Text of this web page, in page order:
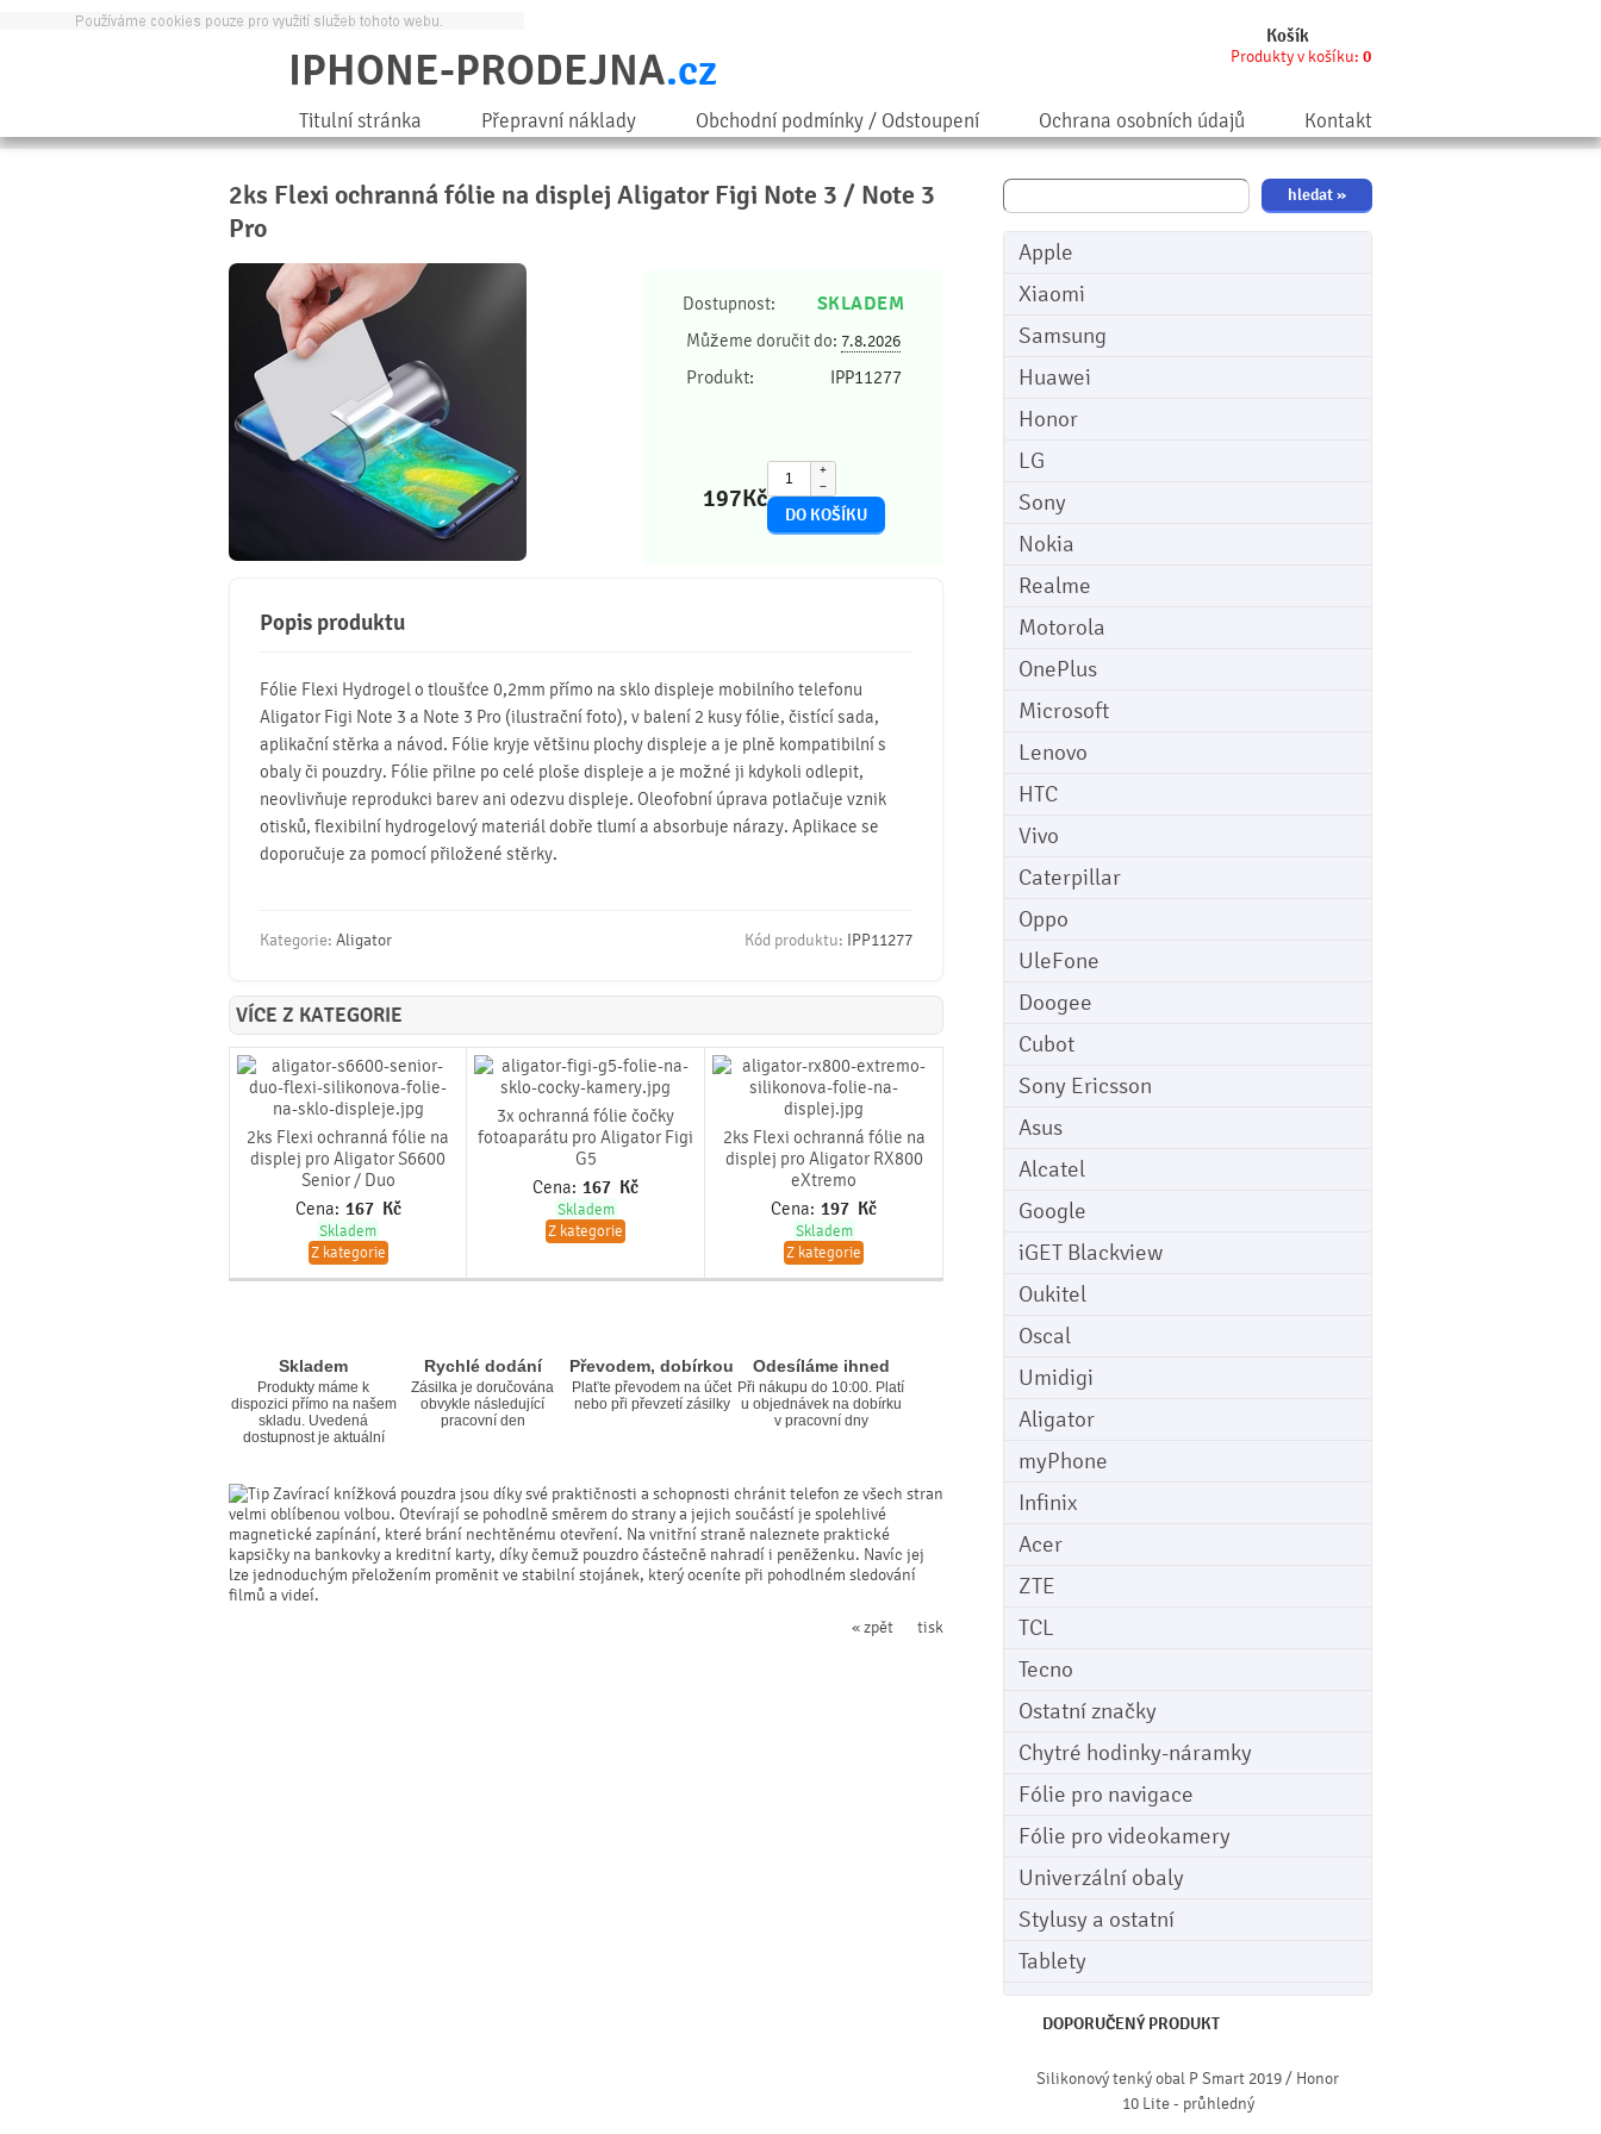
Košík
Produkty v košíku: 0
IPHONE-PRODEJNA.cz
Titulní stránka Přepravní náklady Obchodní podmínky / Odstoupení Ochrana osobních údajů Kontakt
Apple
Xiaomi
Samsung
Huawei
Honor
LG
Sony
Nokia
Realme
Motorola
OnePlus
Microsoft
Lenovo
HTC
Vivo
Caterpillar
Oppo
UleFone
Doogee
Cubot
Sony Ericsson
Asus
Alcatel
Google
iGET Blackview
Oukitel
Oscal
Umidigi
Aligator
myPhone
Infinix
Acer
ZTE
TCL
Tecno
Ostatní značky
Chytré hodinky-náramky
Fólie pro navigace
Fólie pro videokamery
Univerzální obaly
Stylusy a ostatní
Tablety
DOPORUČENÝ PRODUKT
Silikonový tenký obal P Smart 2019 / Honor
10 Lite - průhledný
2ks Flexi ochranná fólie na displej Aligator Figi Note 3 / Note 3
Pro
Dostupnost: SKLADEM
Můžeme doručit do: 7.8.2026
Produkt: IPP11277
197Kč
+
−
Popis produktu
Fólie Flexi Hydrogel o tloušťce 0,2mm přímo na sklo displeje mobilního telefonu
Aligator Figi Note 3 a Note 3 Pro (ilustrační foto), v balení 2 kusy fólie, čistící sada,
aplikační stěrka a návod. Fólie kryje většinu plochy displeje a je plně kompatibilní s
obaly či pouzdry. Fólie přilne po celé ploše displeje a je možné ji kdykoli odlepit,
neovlivňuje reprodukci barev ani odezvu displeje. Oleofobní úprava potlačuje vznik
otisků, flexibilní hydrogelový materiál dobře tlumí a absorbuje nárazy. Aplikace se
doporučuje za pomocí přiložené stěrky.
Kategorie: Aligator Kód produktu: IPP11277
VÍCE Z KATEGORIE
2ks Flexi ochranná fólie na
displej pro Aligator S6600
Senior / Duo
Cena: 167 Kč
Skladem
Z kategorie
3x ochranná fólie čočky
fotoaparátu pro Aligator Figi
G5
Cena: 167 Kč
Skladem
Z kategorie
2ks Flexi ochranná fólie na
displej pro Aligator RX800
eXtremo
Cena: 197 Kč
Skladem
Z kategorie
Skladem
Produkty máme k
dispozici přímo na našem
skladu. Uvedená
dostupnost je aktuální
Rychlé dodání
Zásilka je doručována
obvykle následující
pracovní den
Převodem, dobírkou
Plaťte převodem na účet
nebo při převzetí zásilky
Odesíláme ihned
Při nákupu do 10:00. Platí
u objednávek na dobírku
v pracovní dny
Zavírací knížková pouzdra jsou díky své praktičnosti a schopnosti chránit telefon ze všech stran
velmi oblíbenou volbou. Otevírají se pohodlně směrem do strany a jejich součástí je spolehlivé
magnetické zapínání, které brání nechtěnému otevření. Na vnitřní straně naleznete praktické
kapsičky na bankovky a kreditní karty, díky čemuž pouzdro částečně nahradí i peněženku. Navíc jej
lze jednoduchým přeložením proměnit ve stabilní stojánek, který oceníte při pohodlném sledování
filmů a videí.
tisk
« zpět